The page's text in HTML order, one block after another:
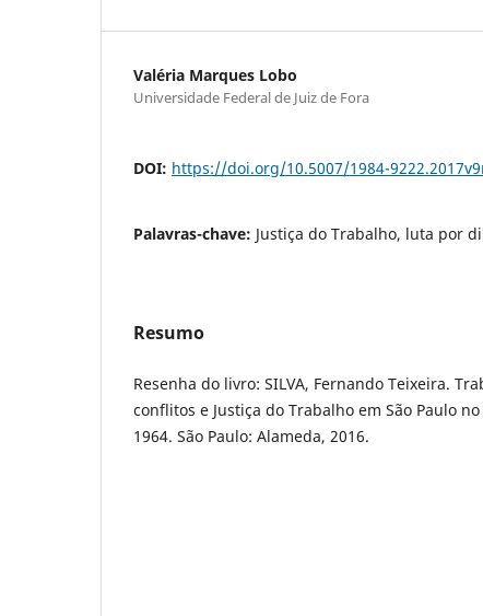
Valéria Marques Lobo
Universidade Federal de Juiz de Fora
DOI: https://doi.org/10.5007/1984-
Palavras-chave: Justiça do Trabalho, luta por
Resumo
Resenha do livro: SILVA, Fernando Teixeira.
conflitos e Justiça do Trabalho em São Paulo
1964. São Paulo: Alameda, 2016.